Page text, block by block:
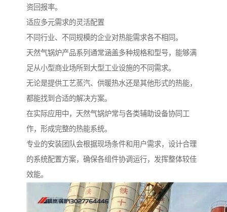
资回报率。
适应多元需求的灵活配置
不同行业、不同规模的企业对热能需求各不相同。
天然气锅炉产品系列通常涵盖多种规格和型号，能够满
足从小型商业场所到大型工业设施的不同需求。
无论是提供工艺蒸汽、供暖热水还是其他形式的热能，
都能找到合适的解决方案。
在实际应用中，天然气锅炉常与各类辅助设备协同工
作，形成完整的热能系统。
专业的安装团队会根据现场条件和用户需求，设计合理
的系统配置方案，确保各组件协调运行，发挥整体较佳
效能。